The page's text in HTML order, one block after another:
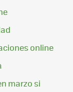
online
marzo si